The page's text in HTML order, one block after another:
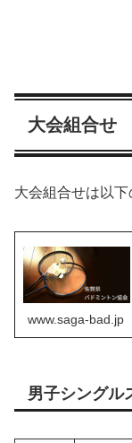
大会組合せ
大会組合せは以下
www.saga-bad.jp
男子シングル